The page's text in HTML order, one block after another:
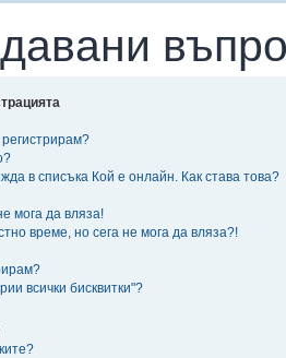
в списъка Кой е онлайн. Как става това?
мога да вляза!
време, но сега не мога да вляза?!
всички бисквитки"?